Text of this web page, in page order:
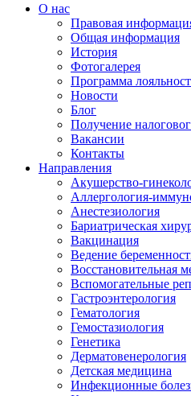
О нас
Правовая
Общая информация
История
Фотогалерея
Программа
Новости
Блог
Получение
Вакансии
Контакты
Направления
Акушерство-
Аллергология-
Анестезиология
Бариатрическая
Вакцинация
Ведение
Восстановительная
Вспомогательные
Гастроэнтерология
Гематология
Гемостазиология
Генетика
Дерматовенерология
Детская медицина
Инфекционные